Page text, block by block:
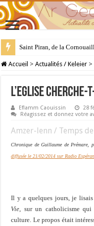
28 juillet : Saint Samson de
Accueil > Actualités / Keleier >
L’Eglise
Eflamm Caouissin
28
Réagissez et donnez votre
Amzer-lenn / Temps
Chronique de Guillaume de Prémare,
diffusée le 21/02/2014 sur Radio
Il y a quelques jours, je lisais
Vie , sur un catholicisme qui
culture. Le propos était